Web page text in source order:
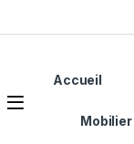
Open
Accueil
Mobilier